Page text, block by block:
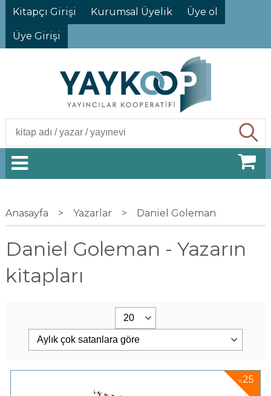
Kitapçı Girişi Kurumsal Üyelik Üye ol
Üye Girişi
Anasayfa > Yazarlar > Daniel Goleman
Daniel Goleman - Yazarın
kitapları
%25